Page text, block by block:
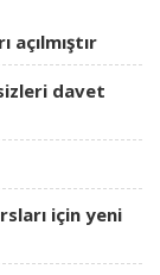
davet
için yeni